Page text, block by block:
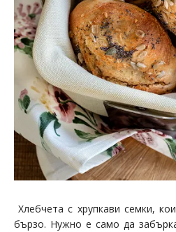
Хлебчета с хрупкави семки,
бързо. Нужно е само да